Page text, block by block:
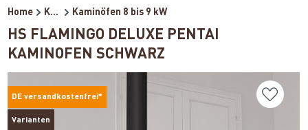
Home Kaminöfen Kaminöfen 8 bis 9 kW
HS FLAMINGO DELUXE PENTAI
KAMINOFEN SCHWARZ
DE versandkostenfrei*
Varianten